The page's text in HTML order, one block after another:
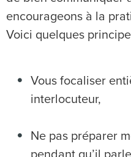
encourageons à la
Voici quelques
Vous focaliser
interlocuteur,
Ne pas préparer
pendant qu’il